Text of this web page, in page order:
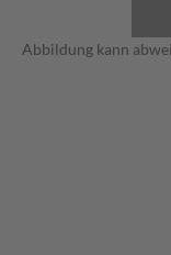
Abbildung kann